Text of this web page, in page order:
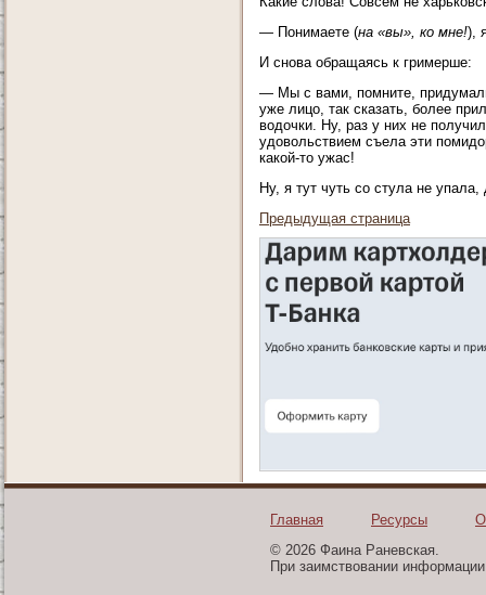
— Понимаете (на «вы», ко мне!),
И снова обращаясь к гримерше:
— Мы с вами, помните,
уже лицо, так сказать, более
водочки. Ну, раз у них не
удовольствием съела эти
какой-то ужас!
Ну, я тут чуть со стула не
Предыдущая страница
Главная Ресурсы
© 2026 Фаина Раневская.
При заимствовании